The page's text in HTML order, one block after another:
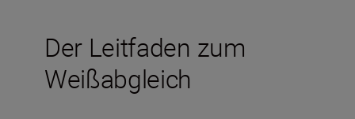
Der Leitfaden zum
Weißabgleich